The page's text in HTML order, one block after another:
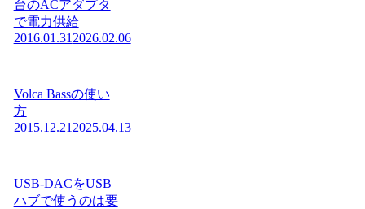
台のACアダプタ
で電力供給
2016.01.31 2026.02.06
Volca Bassの使い
方
2015.12.21 2025.04.13
USB-DACをUSB
ハブで使うのは要